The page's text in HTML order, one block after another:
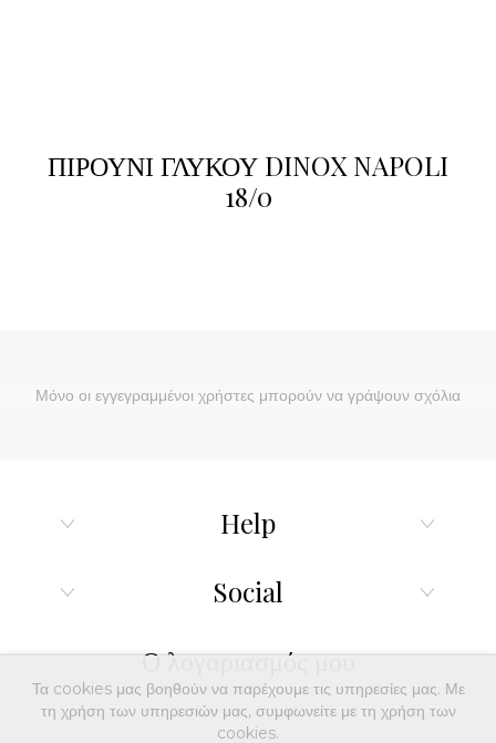
ΠΙΡΟΥΝΙ ΓΛΥΚΟΥ DINOX NAPOLI
18/0
Μόνο οι εγγεγραμμένοι χρήστες μπορούν να γράψουν σχόλια
Help
Social
Ο λογαριασμός μου
Τα cookies μας βοηθούν να παρέχουμε τις υπηρεσίες μας. Με
τη χρήση των υπηρεσιών μας, συμφωνείτε με τη χρήση των
cookies.